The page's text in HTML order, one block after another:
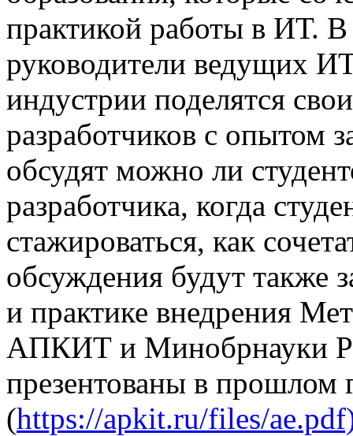
практикой работы в ИТ. В
руководители ведущих
индустрии поделятся
разработчиков с опытом
обсудят можно ли
разработчика, когда
стажироваться, как
обсуждения будут также
и практике внедрения
АПКИТ и Минобрнауки
презентованы в прошлом
(https://apkit.ru/files/